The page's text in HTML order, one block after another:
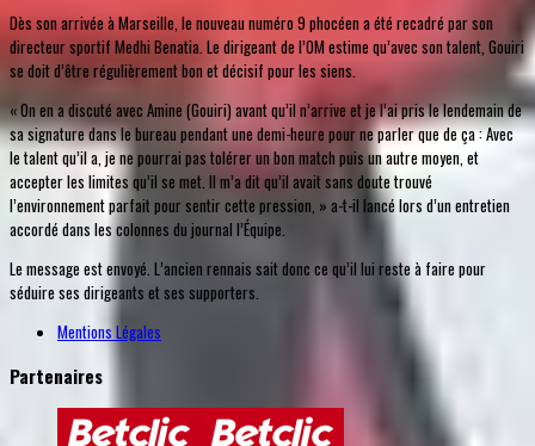
Dès son arrivée à Marseille, le nouveau numéro 9 phocéen a été recadré par son
directeur sportif Medhi Benatia. Le dirigeant de l’OM estime qu’avec son talent, Gouiri
se doit d’être régulièrement bon et décisif pour les siens.
« On en a discuté avec Amine (Gouiri) avant qu’il n’arrive et je l’ai pris le lendemain de
sa signature dans le bureau pendant une demi-heure pour ne parler que de ça : Avec
le talent qu’il a, je ne pourrai pas tolérer un bon match puis un autre moyen, et
accepter les limites qu’il se met. Il m’a dit qu’il avait sans doute trouvé
l’environnement parfait pour sentir cette pression, » a-t-il lancé lors d’un entretien
accordé dans les colonnes du journal l’Équipe.
Le message est envoyé. L’ancien rennais sait donc ce qu’il lui reste à faire pour
séduire ses dirigeants et ses supporters.
Mentions Légales
Partenaires